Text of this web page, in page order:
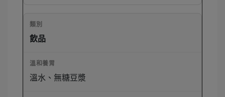
飲品
溫水、無糖豆漿